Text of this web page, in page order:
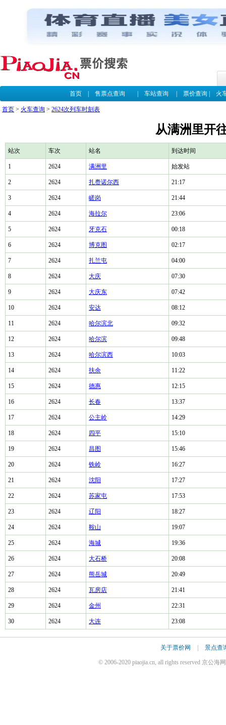
首页| 售票点查询 车站查询 票价查询 火
首页 > 火车查询 > 2624次列车时刻表
从满洲里开
站次 车次 站名 到达时间
1 2624 满洲里 始发站
2 2624 扎赉诺尔西 21:17
3 2624 嵯岗 21:44
4 2624 海拉尔 23:06
5 2624 牙克石 00:18
6 2624 博克图 02:17
7 2624 扎兰屯 04:00
8 2624 大庆 07:30
9 2624 大庆东 07:42
10 2624 安达 08:12
11 2624 哈尔滨北 09:32
12 2624 哈尔滨 09:48
13 2624 哈尔滨西 10:03
14 2624 扶余 11:22
15 2624 德惠 12:15
16 2624 长春 13:37
17 2624 公主岭 14:29
18 2624 四平 15:10
19 2624 昌图 15:46
20 2624 铁岭 16:27
21 2624 沈阳 17:27
22 2624 苏家屯 17:53
23 2624 辽阳 18:27
24 2624 鞍山 19:07
25 2624 海城 19:36
26 2624 大石桥 20:08
27 2624 熊岳城 20:49
28 2624 瓦房店 21:41
29 2624 金州 22:31
30 2624 大连 23:08
关于票价网 景点查
© 2006-2020 piaojia.cn, all rights reserved 京公海